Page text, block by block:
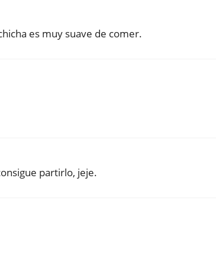
es muy suave de comer.
partirlo, jeje.